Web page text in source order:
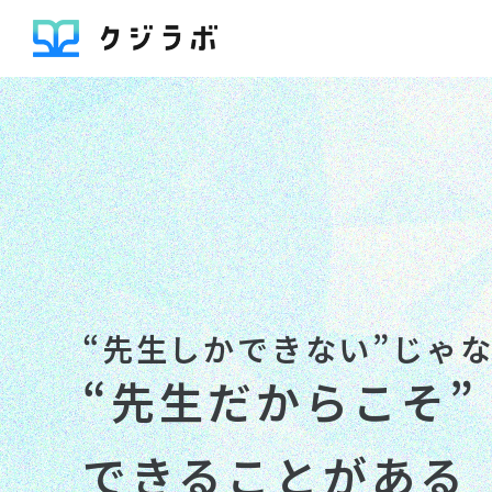
“先生しかできない”じゃ
“先生だからこそ”
できることがある